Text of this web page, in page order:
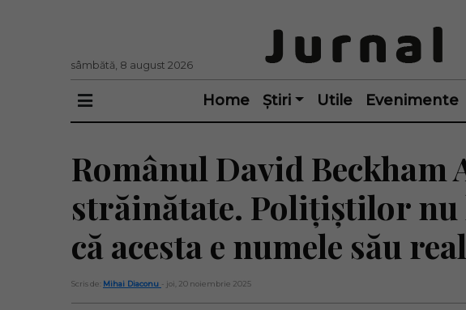
sâmbătă, 8 august 2026
Home Știri Utile Evenimente
Românul David Beckham
străinătate. Polițiștilor nu
că acesta e numele său real
Scris de: Mihai Diaconu - joi, 20 noiembrie 2025